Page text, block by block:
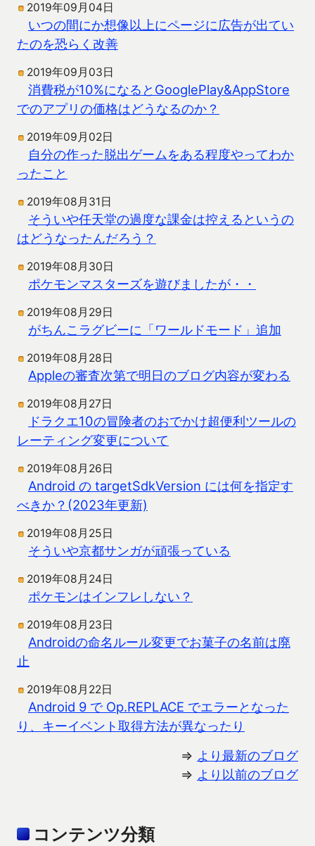
2019年09月04日
いつの間にか想像以上にページに広告が出てい
たのを恐らく改善
2019年09月03日
消費税が10%になるとGooglePlay&AppStore
でのアプリの価格はどうなるのか？
2019年09月02日
自分の作った脱出ゲームをある程度やってわか
ったこと
2019年08月31日
そういや任天堂の過度な課金は控えるというの
はどうなったんだろう？
2019年08月30日
ポケモンマスターズを遊びましたが・・
2019年08月29日
がちんこラグビーに「ワールドモード」追加
2019年08月28日
Appleの審査次第で明日のブログ内容が変わる
2019年08月27日
ドラクエ10の冒険者のおでかけ超便利ツールの
レーティング変更について
2019年08月26日
Android の targetSdkVersion には何を指定す
べきか？(2023年更新)
2019年08月25日
そういや京都サンガが頑張っている
2019年08月24日
ポケモンはインフレしない？
2019年08月23日
Androidの命名ルール変更でお菓子の名前は廃
止
2019年08月22日
Android 9 で Op.REPLACE でエラーとなった
り、キーイベント取得方法が異なったり
⇒ より最新のブログ
⇒ より以前のブログ
コンテンツ分類